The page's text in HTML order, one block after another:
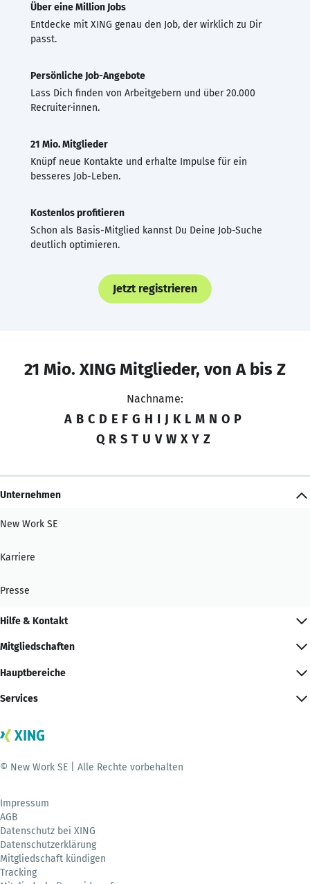
Über eine Million Jobs
Entdecke mit XING genau den Job, der wirklich zu Dir
passt.
Persönliche Job-Angebote
Lass Dich finden von Arbeitgebern und über 20.000
Recruiter·innen.
21 Mio. Mitglieder
Knüpf neue Kontakte und erhalte Impulse für ein
besseres Job-Leben.
Kostenlos profitieren
Schon als Basis-Mitglied kannst Du Deine Job-Suche
deutlich optimieren.
Jetzt registrieren
21 Mio. XING Mitglieder, von A bis Z
Nachname:
A B C D E F G H I J K L M N O P
Q R S T U V W X Y Z
Unternehmen
New Work SE
Karriere
Presse
Hilfe & Kontakt
Mitgliedschaften
Hauptbereiche
Services
© New Work SE | Alle Rechte vorbehalten
Impressum
AGB
Datenschutz bei XING
Datenschutzerklärung
Mitgliedschaft kündigen
Tracking